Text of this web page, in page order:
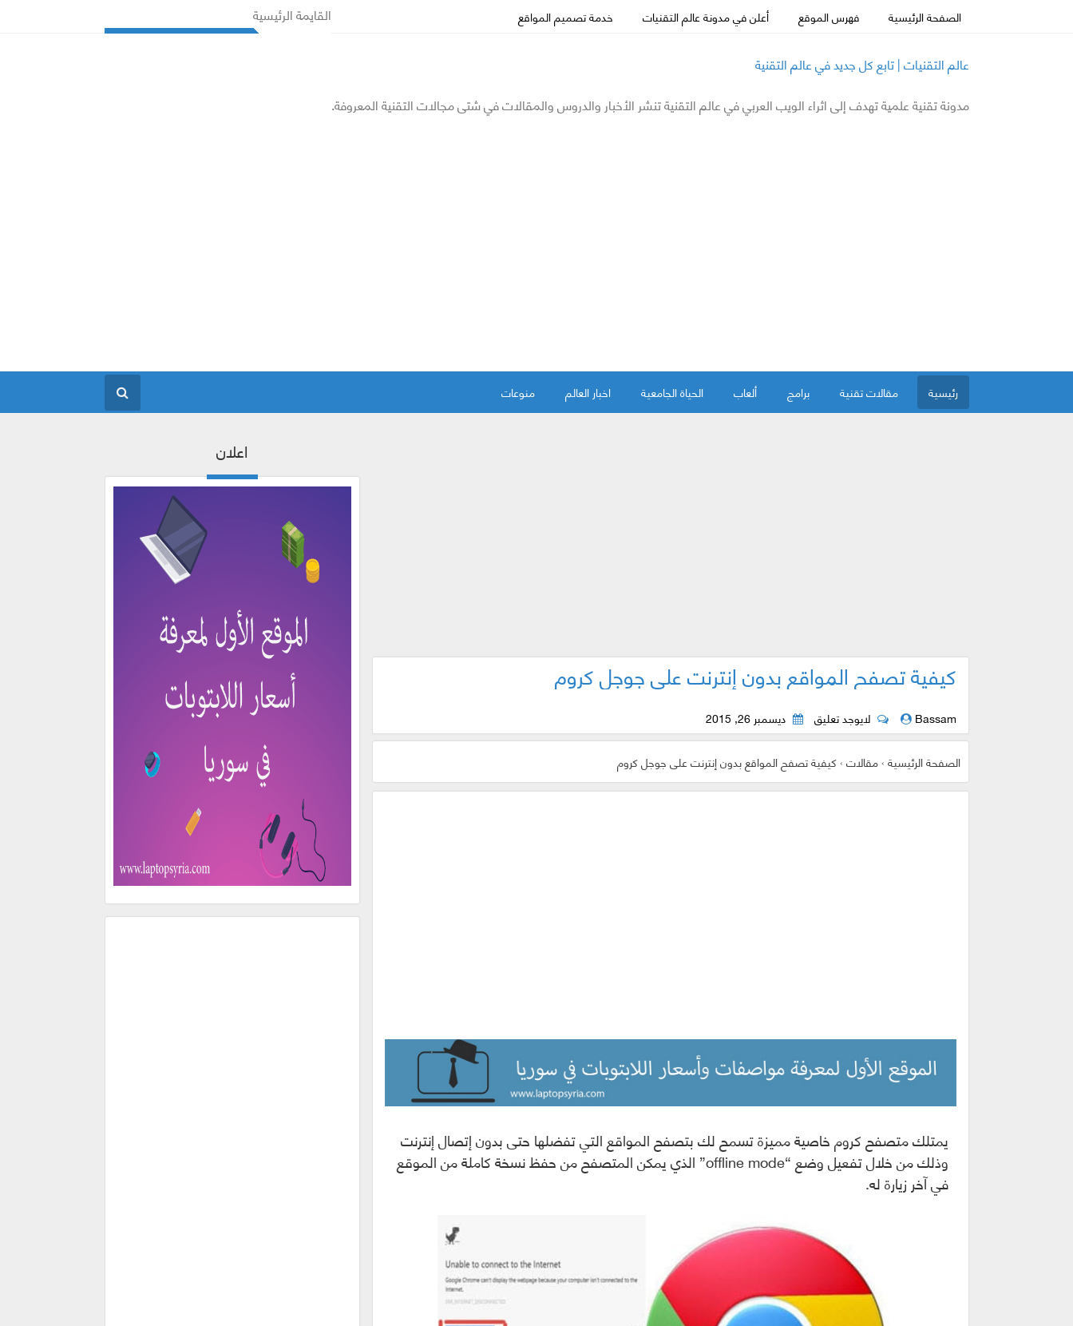
الصفحة الرئيسية فهرس الموقع أعلن في مدونة عالم التقنيات خدمة تصميم المواقع
القايمة الرئيسية
عالم التقنيات | تابع كل جديد في عالم التقنية
مدونة تقنية علمية تهدف إلى اثراء الويب العربي في عالم التقنية تنشر الأخبار والدروس والمقالات في شتى مجالات التقنية المعروفة.
رئيسية مقالات تقنية برامج ألعاب الحياة الجامعية اخبار العالم منوعات
كيفية تصفح المواقع بدون إنترنت على جوجل كروم
Bassam لايوجد تعليق ديسمبر 26, 2015
الصفحة الرئيسية›مقالات›كيفية تصفح المواقع بدون إنترنت على جوجل كروم
يمتلك متصفح كروم خاصية مميزة تسمح لك بتصفح المواقع التي تفضلها حتى بدون إتصال إنترنت
وذلك من خلال تفعيل وضع “offline mode” الذي يمكن المتصفح من حفظ نسخة كاملة من الموقع
في آخر زيارة له.
اعلان